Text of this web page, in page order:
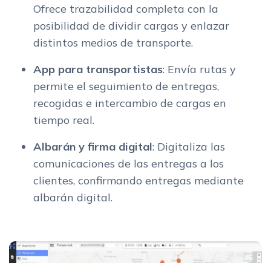
Ofrece trazabilidad completa con la
posibilidad de dividir cargas y enlazar
distintos medios de transporte.
App para transportistas: Envía rutas y
permite el seguimiento de entregas,
recogidas e intercambio de cargas en
tiempo real.
Albarán y firma digital: Digitaliza las
comunicaciones de las entregas a los
clientes, confirmando entregas mediante
albarán digital.